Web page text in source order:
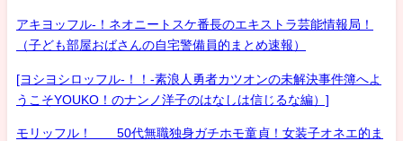
アキヨッフル-！ネオニートスケ番長のエキストラ芸能情報局！
（子ども部屋おばさんの自宅警備員的まとめ速報）
[ヨシヨシロッフル-！！-素浪人勇者カツオンの未解決事件簿へよ
うこそYOUKO！のナンノ洋子のはなしは信じるな編）]
モリッフル！ 50代無職独身ガチホモ童貞！女装子オネエ的ま